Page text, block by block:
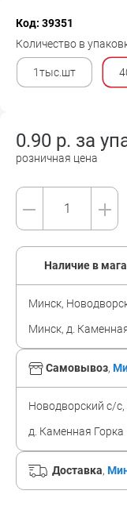
Код: 39351
Количество в
1тыс.шт
0.90 р. за
розничная цена
Самовывоз,
Новодворский с/с,
д. Каменная Горка
Доставка,
Наличие в
Минск,
Минск, д.